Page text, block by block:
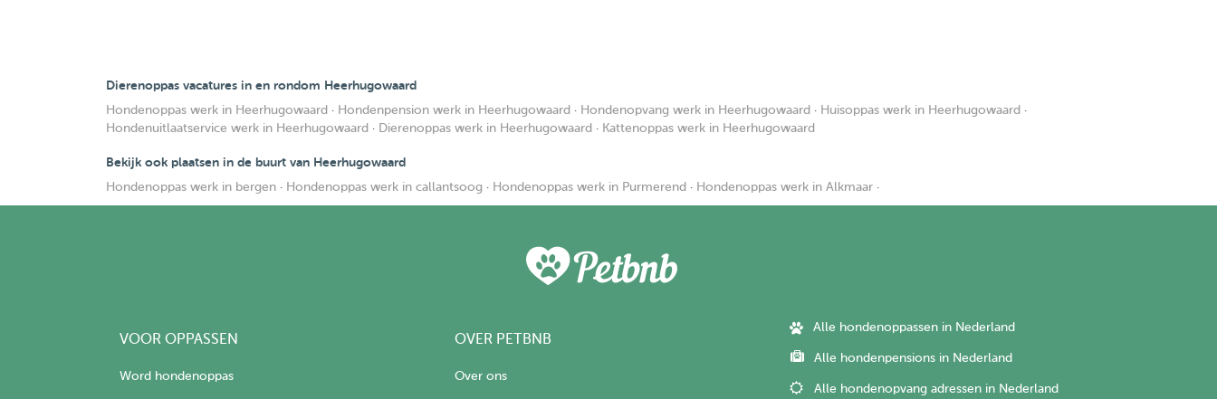
Dierenoppas vacatures in en rondom Heerhugowaard
Hondenoppas werk in Heerhugowaard · Hondenpension werk in Heerhugowaard · Hondenopvang werk in Heerhugowaard · Huisoppas werk in Heerhugowaard ·
Hondenuitlaatservice werk in Heerhugowaard · Dierenoppas werk in Heerhugowaard · Kattenoppas werk in Heerhugowaard
Bekijk ook plaatsen in de buurt van Heerhugowaard
Hondenoppas werk in bergen · Hondenoppas werk in callantsoog · Hondenoppas werk in Purmerend · Hondenoppas werk in Alkmaar ·
VOOR OPPASSEN
Word hondenoppas
OVER PETBNB
Over ons
Alle hondenoppassen in Nederland
Alle hondenpensions in Nederland
Alle hondenopvang adressen in Nederland